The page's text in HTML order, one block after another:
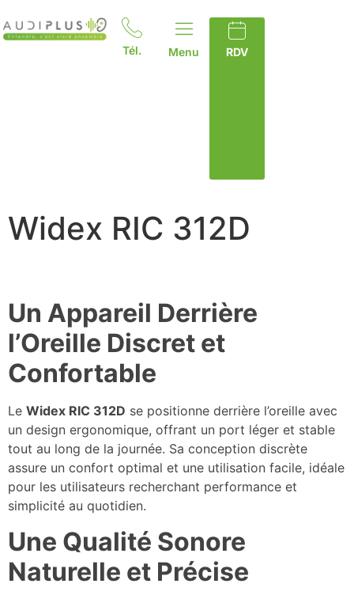
Tél. Menu RDV
Widex RIC 312D
Un Appareil Derrière
l’Oreille Discret et
Confortable
Le Widex RIC 312D se positionne derrière l’oreille avec
un design ergonomique, offrant un port léger et stable
tout au long de la journée. Sa conception discrète
assure un confort optimal et une utilisation facile, idéale
pour les utilisateurs recherchant performance et
simplicité au quotidien.
Une Qualité Sonore
Naturelle et Précise